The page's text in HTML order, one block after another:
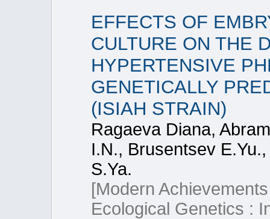
EFFECTS OF
CULTURE ON THE
HYPERTENSIVE
GENETICALLY
(ISIAH STRAIN)
Ragaeva Diana,
I.N., Brusentsev
S.Ya.
[Modern
Ecological Genetics :